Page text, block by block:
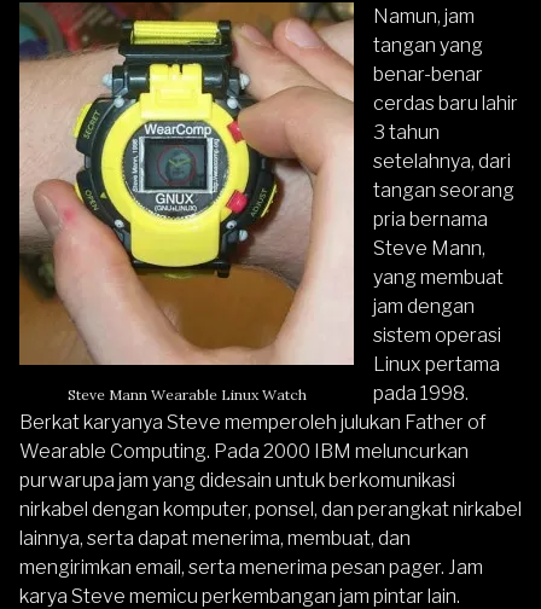
Steve Mann Wearable Linux Watch
Namun, jam
tangan yang
benar-benar
cerdas baru lahir
3 tahun
setelahnya, dari
tangan seorang
pria bernama
Steve Mann,
yang membuat
jam dengan
sistem operasi
Linux pertama
pada 1998.
Berkat karyanya Steve memperoleh julukan Father of
Wearable Computing. Pada 2000 IBM meluncurkan
purwarupa jam yang didesain untuk berkomunikasi
nirkabel dengan komputer, ponsel, dan perangkat nirkabel
lainnya, serta dapat menerima, membuat, dan
mengirimkan email, serta menerima pesan pager. Jam
karya Steve memicu perkembangan jam pintar lain.